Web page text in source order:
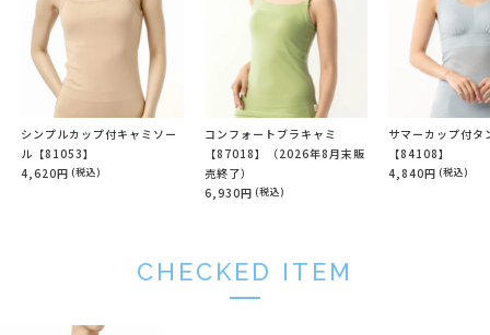
シンプルカップ付キャミソー
ル【81053】
4,620円 (税込)
コンフォートブラキャミ
【87018】（2026年8月末販
売終了）
6,930円 (税込)
サマーカップ付タ
【84108】
4,840円 (税込)
CHECKED ITEM